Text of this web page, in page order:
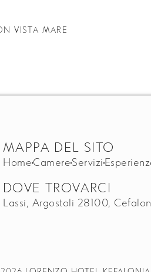
VISTA MARE
MAPPA DEL SITO
Home Camere Servizi
DOVE TROVARCI
Lassi, Argostoli 28100,